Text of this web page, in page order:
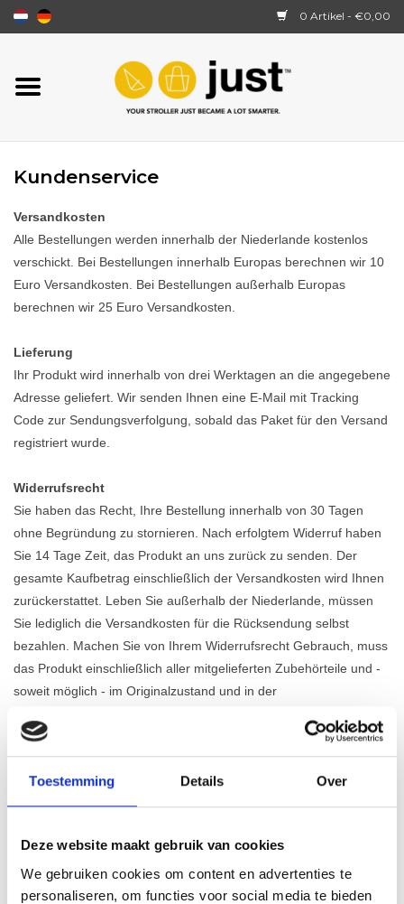
Toestemming Details Over
Deze website maakt gebruik van cookies
We gebruiken cookies om content en advertenties te
personaliseren, om functies voor social media te bieden
0 Artikel - €0,00
Startseite
JustSit
Wie funktioniert es?
Über uns
Ersatzteile
Kundenservice
Versandkosten
Alle Bestellungen werden innerhalb der Niederlande kostenlos
verschickt. Bei Bestellungen innerhalb Europas berechnen wir 10
Euro Versandkosten. Bei Bestellungen außerhalb Europas
berechnen wir 25 Euro Versandkosten.
Lieferung
Ihr Produkt wird innerhalb von drei Werktagen an die angegebene
Adresse geliefert. Wir senden Ihnen eine E-Mail mit Tracking
Code zur Sendungsverfolgung, sobald das Paket für den Versand
registriert wurde.
Widerrufsrecht
Sie haben das Recht, Ihre Bestellung innerhalb von 30 Tagen
ohne Begründung zu stornieren. Nach erfolgtem Widerruf haben
Sie 14 Tage Zeit, das Produkt an uns zurück zu senden. Der
gesamte Kaufbetrag einschließlich der Versandkosten wird Ihnen
zurückerstattet. Leben Sie außerhalb der Niederlande, müssen
Sie lediglich die Versandkosten für die Rücksendung selbst
bezahlen. Machen Sie von Ihrem Widerrufsrecht Gebrauch, muss
das Produkt einschließlich aller mitgelieferten Zubehörteile und -
soweit möglich - im Originalzustand und in der
Möchten Sie von Ihrem Widerrufsrecht Gebrauch machen,
kontaktieren Sie uns bitte unterinfo@justsit.nl. Wir werden Ihnen
den Kaufbetrag innerhalb von 14 Tagen nach Anmeldung Ihrer
Retourensendung zurückerstatten, sofern das Produkt in gutem
Kontaktieren Sie uns